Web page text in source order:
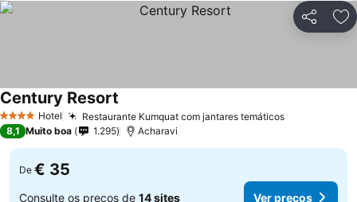
Partilhar
4 EstrelasHotel Restaurante Kumquat com jantares temáticos
Century Resort
8,1 Muito boa 1.295 Acharavi
De € 35
Consulte os preços de 14 sites Ver preços